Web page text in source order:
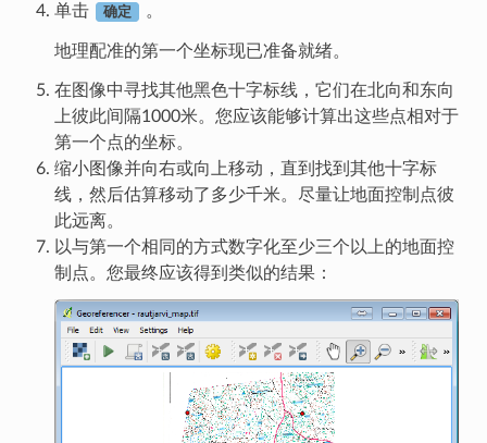
单击 确定 。
地理配准的第一个坐标现已准备就绪。
在图像中寻找其他黑色十字标线，它们在北向和东向
上彼此间隔1000米。您应该能够计算出这些点相对于
第一个点的坐标。
缩小图像并向右或向上移动，直到找到其他十字标
线，然后估算移动了多少千米。尽量让地面控制点彼
此远离。
以与第一个相同的方式数字化至少三个以上的地面控
制点。您最终应该得到类似的结果：